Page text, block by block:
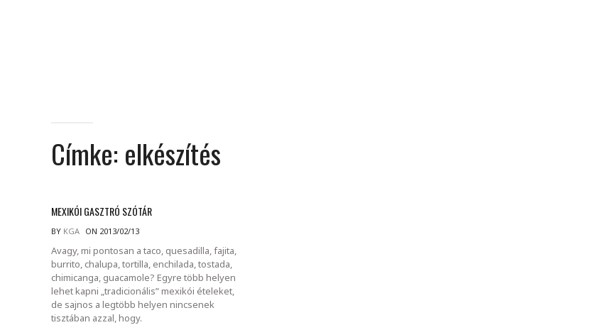
Címke: elkészítés
MEXIKÓI GASZTRÓ SZÓTÁR
BY KGA ON 2013/02/13
Avagy, mi pontosan a taco, quesadilla, fajita,
burrito, chalupa, tortilla, enchilada, tostada,
chimicanga, guacamole? Egyre több helyen
lehet kapni „tradicionális” mexikói ételeket,
de sajnos a legtöbb helyen nincsenek
tisztában azzal, hogy.